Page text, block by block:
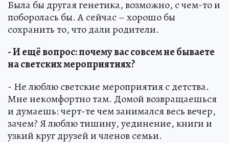
Была бы другая генетика, возможно, с чем-то и
поборолась бы. А сейчас – хорошо бы
сохранить то, что дали родители.
- И ещё вопрос: почему вас совсем не бываете
на светских мероприятиях?
- Не люблю светские мероприятия с детства.
Мне некомфортно там. Домой возвращаешься
и думаешь: черт-те чем занимался весь вечер,
зачем? Я люблю тишину, уединение, книги и
узкий круг друзей и членов семьи.